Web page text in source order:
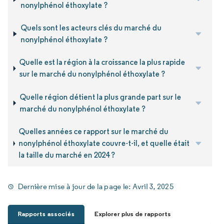
nonylphénol éthoxylate ?
Quels sont les acteurs clés du marché du
nonylphénol éthoxylate ?
Quelle est la région à la croissance la plus rapide
sur le marché du nonylphénol éthoxylate ?
Quelle région détient la plus grande part sur le
marché du nonylphénol éthoxylate ?
Quelles années ce rapport sur le marché du
nonylphénol éthoxylate couvre-t-il, et quelle était
la taille du marché en 2024 ?
Dernière mise à jour de la page le: Avril 3, 2025
Rapports associés Explorer plus de rapports